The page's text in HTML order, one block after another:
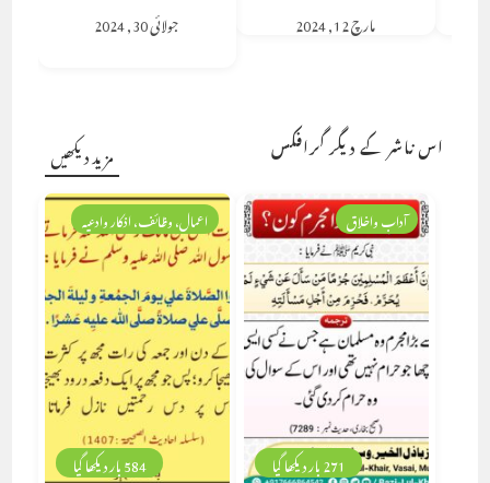
مارچ 12, 2024 جولائی 30, 2024
اس ناشر کے دیگر گرافکس مزید دیکھیں
584 بار دیکھا گیا
اعمال، وظائف، اذکار وادعیہ
271 بار دیکھا گیا
آداب واخلاق